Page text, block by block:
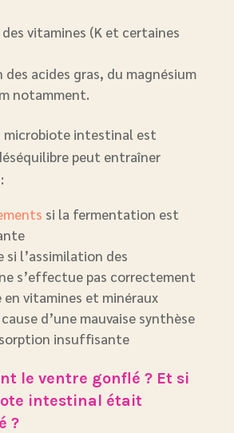
vitamines (K et certaines
des acides gras, du magnésium
notamment.
microbiote intestinal est
peut entraîner
si la fermentation est
si l’assimilation des
s’effectue pas correctement
en vitamines et minéraux
d’une mauvaise synthèse
insuffisante
le ventre gonflé ? Et si
intestinal était
?